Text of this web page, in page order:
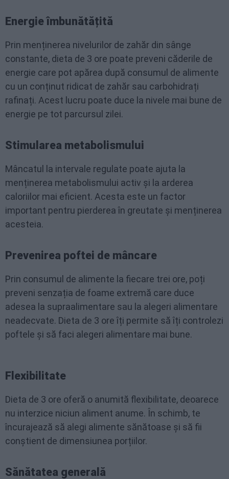
Energie îmbunătățită
Prin menținerea nivelurilor de zahăr din sânge
constante, dieta de 3 ore poate preveni căderile de
energie care pot apărea după consumul de alimente
cu un conținut ridicat de zahăr sau carbohidrați
rafinați. Acest lucru poate duce la nivele mai bune de
energie pe tot parcursul zilei.
Stimularea metabolismului
Mâncatul la intervale regulate poate ajuta la
menținerea metabolismului activ și la arderea
caloriilor mai eficient. Acesta este un factor
important pentru pierderea în greutate și menținerea
acesteia.
Prevenirea poftei de mâncare
Prin consumul de alimente la fiecare trei ore, poți
preveni senzația de foame extremă care duce
adesea la supraalimentare sau la alegeri alimentare
neadecvate. Dieta de 3 ore îți permite să îți controlezi
poftele și să faci alegeri alimentare mai bune.
Flexibilitate
Dieta de 3 ore oferă o anumită flexibilitate, deoarece
nu interzice niciun aliment anume. În schimb, te
încurajează să alegi alimente sănătoase și să fii
conștient de dimensiunea porțiilor.
Sănătatea generală